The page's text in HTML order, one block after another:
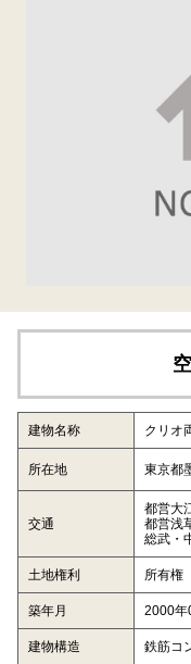
建物名称 クリオ
所在地 東京都
交通
都営大
都営浅
総武・
土地権利 所有権
築年月 2000年
建物構造 鉄筋コ